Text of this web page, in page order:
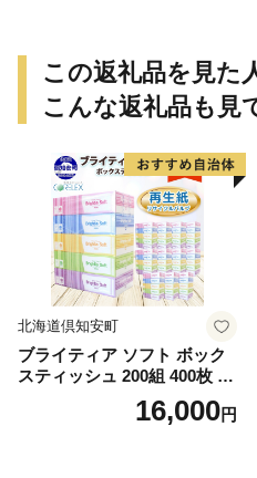
この返礼品を見た
こんな返礼品も見
北海道倶知安町
ブライティア ソフト ボック
スティッシュ 200組 400枚 60
箱 日本製 まとめ買い ティッ
シュ リサイクル 長持 防災 常
16,000円